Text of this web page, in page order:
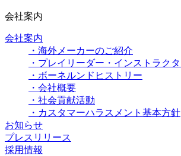
会社案内
会社案内
・海外メーカーのご紹介
・プレイリーダー・インストラク
・ボーネルンドヒストリー
・会社概要
・社会貢献活動
・カスタマーハラスメント基本方針
お知らせ
プレスリリース
採用情報